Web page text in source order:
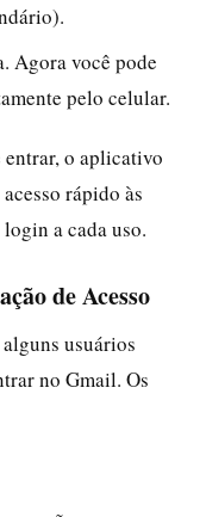
Agora você pode
pelo celular.
entrar, o aplicativo
rápido às
a cada uso.
de Acesso
usuários
no Gmail. Os